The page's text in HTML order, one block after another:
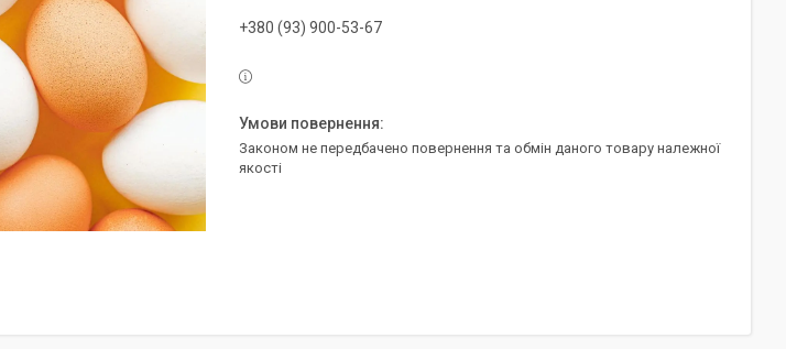
+380 (93) 900-53-67
Законом не передбачено повернення та обмін даного товару належної
якості